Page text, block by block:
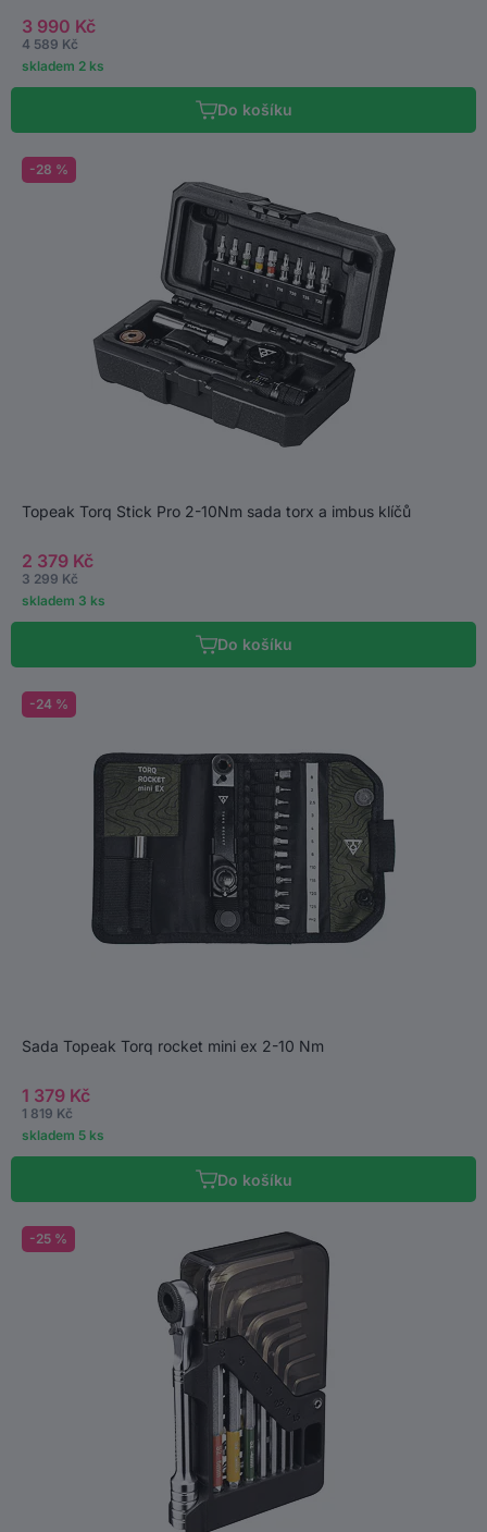
Do košíku
3 990 Kč
4 589 Kč
skladem 2 ks
-28 %
Do košíku
Topeak Torq Stick Pro 2-10Nm sada torx a imbus klíčů
2 379 Kč
3 299 Kč
skladem 3 ks
-24 %
Do košíku
Sada Topeak Torq rocket mini ex 2-10 Nm
1 379 Kč
1 819 Kč
skladem 5 ks
-25 %